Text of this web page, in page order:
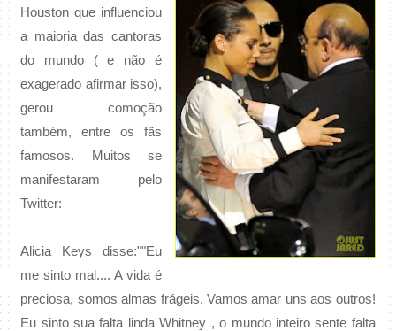
Houston que influenciou
a maioria das cantoras
do mundo ( e não é
exagerado afirmar isso),
gerou comoção
também, entre os fãs
famosos. Muitos se
manifestaram pelo
Twitter:
Alicia Keys disse:""Eu
me sinto mal.... A vida é
preciosa, somos almas frágeis. Vamos amar uns aos outros!
Eu sinto sua falta linda Whitney , o mundo inteiro sente falta